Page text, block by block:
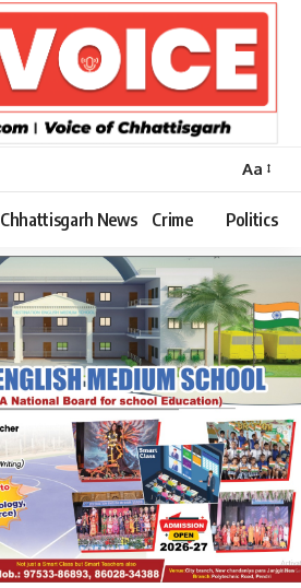
Font
Resizer
Aa
Chhattisgarh News Crime Politics